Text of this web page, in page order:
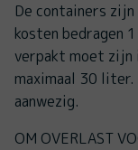
De containers
kosten bedragen
verpakt moet zijn
maximaal 30 liter.
aanwezig.
OM OVERLAST